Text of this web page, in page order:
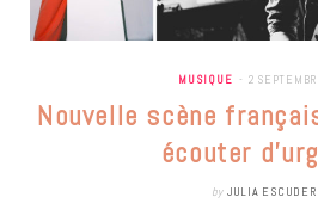
MUSIQUE 2
Nouvelle scène
écouter
by JULIA